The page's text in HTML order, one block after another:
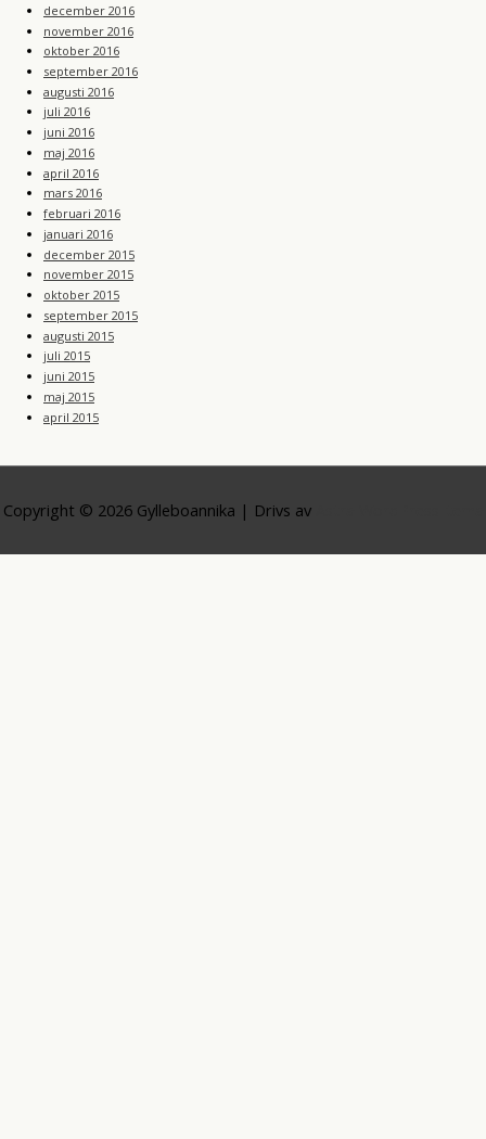
december 2016
november 2016
oktober 2016
september 2016
augusti 2016
juli 2016
juni 2016
maj 2016
april 2016
mars 2016
februari 2016
januari 2016
december 2015
november 2015
oktober 2015
september 2015
augusti 2015
juli 2015
juni 2015
maj 2015
april 2015
Copyright © 2026 Gylleboannika | Drivs av